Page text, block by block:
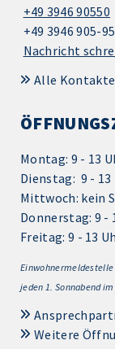
+49 3946 90550
+49 3946 905-
Nachricht
Alle Kontakte
Montag: 9 - 13
Dienstag: 9 - 13
Mittwoch: kein
Donnerstag: 9 -
Freitag: 9 - 13
jeden 1. Sonnabend
Weitere